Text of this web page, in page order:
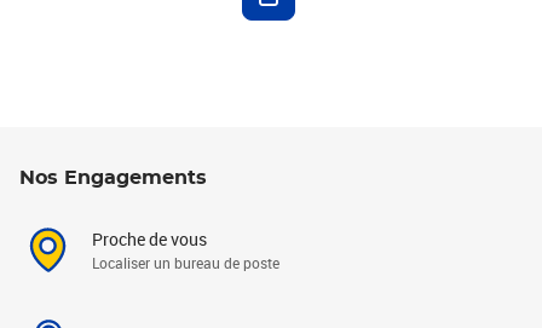
Nos Engagements
Proche de vous
Localiser un bureau de poste